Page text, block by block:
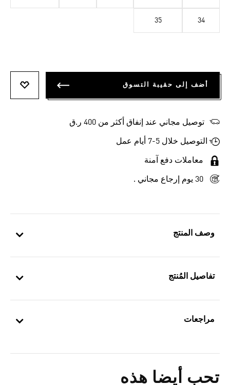
وصف المنتج
تفاصيل المُنتج
مراجعات
تحب أيضا هذه
34
35
أضف إلى حقيبة التسوق
توصيل مجاني عند إنفاق أكثر من 400 ر.ق
التوصيل خلال 5-7 أيام عمل
معاملات دفع آمنة